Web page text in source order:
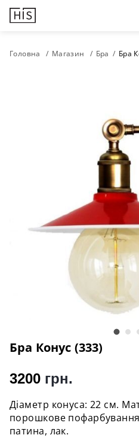
Головна Магазин Бра Бра
Бра Конус (333)
3200 грн.
Діаметр конуса: 22 см.
порошкове
патина, лак.